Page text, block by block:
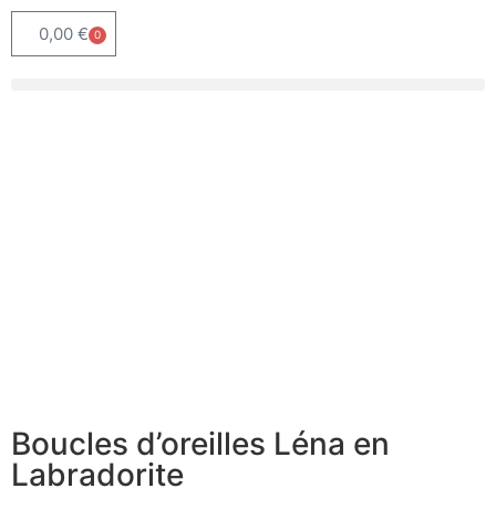
0,00 € 0
Boucles d’oreilles Léna en
Labradorite